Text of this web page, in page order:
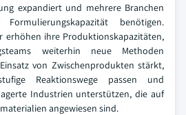
expandiert und mehrere Branchen
benötigen.
erhöhen ihre Produktionskapazitäten,
weiterhin neue Methoden
von Zwischenprodukten stärkt,
Reaktionswege passen und
Industrien unterstützen, die auf
angewiesen sind.